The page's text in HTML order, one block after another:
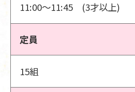
11:00～11:45 (3才以上)
定員
15組